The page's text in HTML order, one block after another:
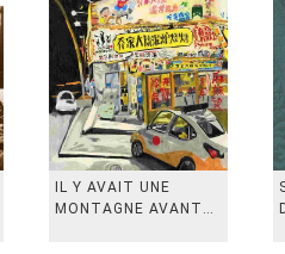
IL Y AVAIT UNE
MONTAGNE AVANT